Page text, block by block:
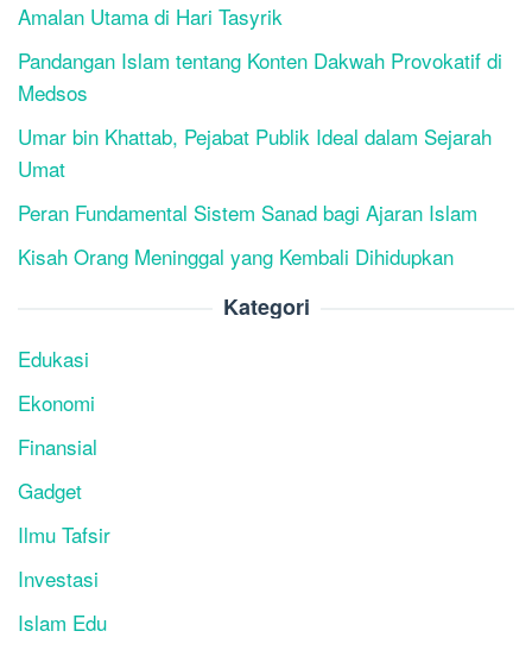
Amalan Utama di Hari Tasyrik
Pandangan Islam tentang Konten Dakwah Provokatif di
Medsos
Umar bin Khattab, Pejabat Publik Ideal dalam Sejarah
Umat
Peran Fundamental Sistem Sanad bagi Ajaran Islam
Kisah Orang Meninggal yang Kembali Dihidupkan
Kategori
Edukasi
Ekonomi
Finansial
Gadget
Ilmu Tafsir
Investasi
Islam Edu